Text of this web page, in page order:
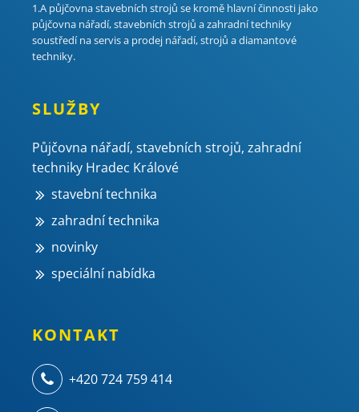
1.A půjčovna stavebních strojů se kromě hlavní činnosti jako
půjčovna nářadí, stavebních strojů a zahradní techniky
soustředí na servis a prodej nářadí, strojů a diamantové
techniky.
SLUŽBY
Půjčovna nářadí, stavebních strojů, zahradní
techniky Hradec Králové
stavební technika
zahradní technika
novinky
speciální nabídka
KONTAKT
+420 724 759 414